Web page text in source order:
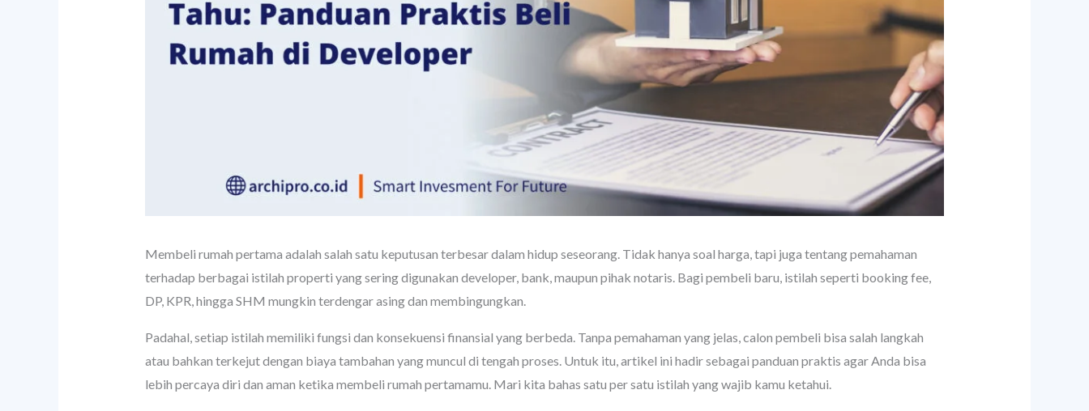
Membeli rumah pertama adalah salah satu keputusan terbesar dalam hidup seseorang. Tidak hanya soal harga, tapi juga tentang pemahaman
terhadap berbagai istilah properti yang sering digunakan developer, bank, maupun pihak notaris. Bagi pembeli baru, istilah seperti booking fee,
DP, KPR, hingga SHM mungkin terdengar asing dan membingungkan.
Padahal, setiap istilah memiliki fungsi dan konsekuensi finansial yang berbeda. Tanpa pemahaman yang jelas, calon pembeli bisa salah langkah
atau bahkan terkejut dengan biaya tambahan yang muncul di tengah proses. Untuk itu, artikel ini hadir sebagai panduan praktis agar Anda bisa
lebih percaya diri dan aman ketika membeli rumah pertamamu. Mari kita bahas satu per satu istilah yang wajib kamu ketahui.